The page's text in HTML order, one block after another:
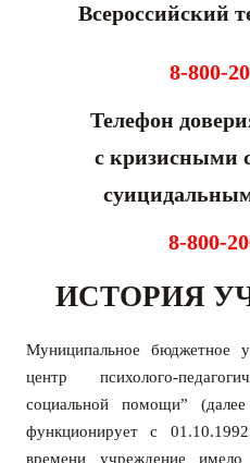
Всероссийский
8-800-
Телефон
с кризисными
8-800-
ИСТОРИЯ
Муниципальное бюджетное
центр психолого-
социальной помощи”
функционирует с
времени учреждение имело